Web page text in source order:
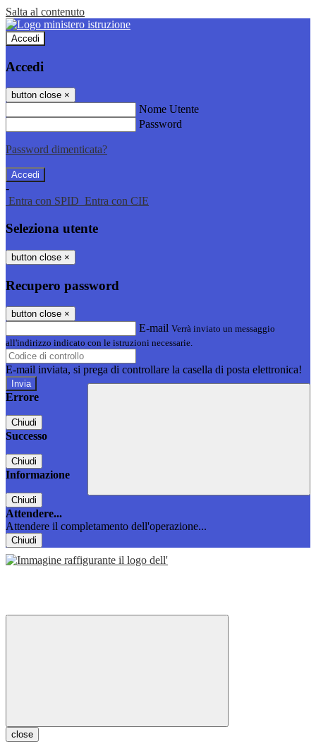
Salta al contenuto
Accedi
Accedi
button close ×
Nome Utente
Password
Password dimenticata?
-
Entra con SPID Entra con CIE
Seleziona utente
button close ×
Recupero password
button close ×
E-mail Verrà inviato un messaggio
all'indirizzo indicato con le istruzioni necessarie.
E-mail inviata, si prega di controllare la casella di posta elettronica!
Errore
Chiudi
Successo
Chiudi
Informazione
Chiudi
Attendere...
Attendere il completamento dell'operazione...
Chiudi
close